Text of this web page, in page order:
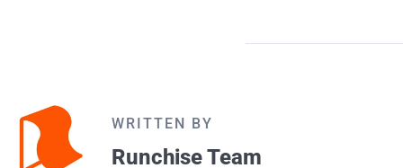
WRITTEN BY
Runchise Team